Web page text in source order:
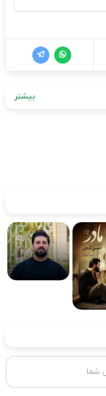
بیشتر